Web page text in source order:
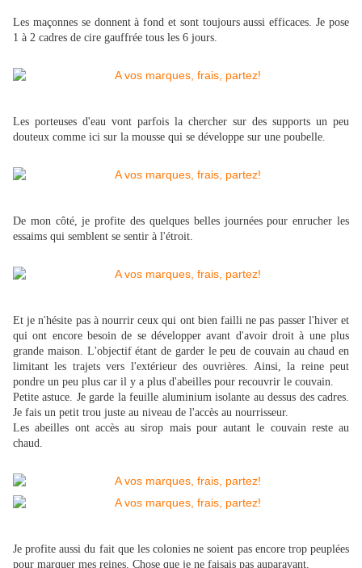
Les maçonnes se donnent à fond et sont toujours aussi efficaces. Je pose
1 à 2 cadres de cire gauffrée tous les 6 jours.
Les porteuses d'eau vont parfois la chercher sur des supports un peu
douteux comme ici sur la mousse qui se développe sur une poubelle.
De mon côté, je profite des quelques belles journées pour enrucher les
essaims qui semblent se sentir à l'étroit.
Et je n'hésite pas à nourrir ceux qui ont bien failli ne pas passer l'hiver et
qui ont encore besoin de se développer avant d'avoir droit à une plus
grande maison. L'objectif étant de garder le peu de couvain au chaud en
limitant les trajets vers l'extérieur des ouvrières. Ainsi, la reine peut
pondre un peu plus car il y a plus d'abeilles pour recouvrir le couvain.
Petite astuce. Je garde la feuille aluminium isolante au dessus des cadres.
Je fais un petit trou juste au niveau de l'accès au nourrisseur.
Les abeilles ont accès au sirop mais pour autant le couvain reste au
chaud.
Je profite aussi du fait que les colonies ne soient pas encore trop peuplées
pour marquer mes reines. Chose que je ne faisais pas auparavant.